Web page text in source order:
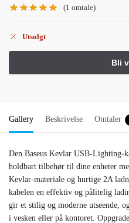
(1 omtale)
Utsolgt
Gallery Beskrivelse Omtaler
Den Baseus Kevlar USB-Lighting-
holdbart tilbehør til dine enheter
Kevlar-materiale og hurtige 2A
kabelen en effektiv og pålitelig
gir et stilig og moderne utseende,
i vesken eller på kontoret.